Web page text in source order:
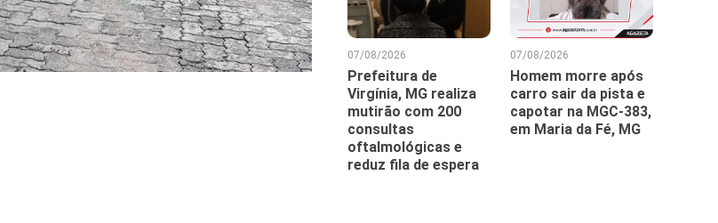
07/08/2026
Prefeitura de
Virgínia, MG realiza
mutirão com 200
consultas
oftalmológicas e
reduz fila de espera
07/08/2026
Homem morre após
carro sair da pista e
capotar na MGC-383,
em Maria da Fé, MG